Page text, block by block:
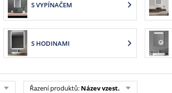
S VYPÍNAČEM
S HODINAMI
Řazení produktů: Název vzest.